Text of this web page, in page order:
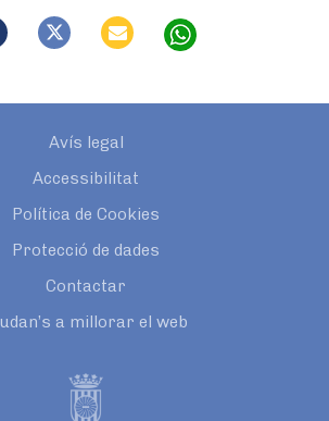
Avís legal
Accessibilitat
Política de Cookies
Protecció de dades
Contactar
a millorar el web